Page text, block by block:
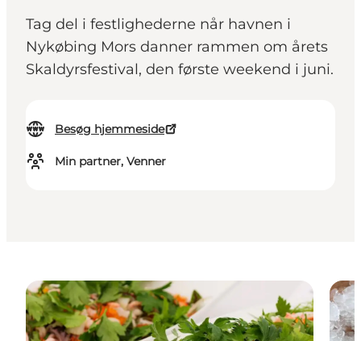
Tag del i festlighederne når havnen i
Nykøbing Mors danner rammen om årets
Skaldyrsfestival, den første weekend i juni.
Besøg hjemmeside
Min partner, Venner